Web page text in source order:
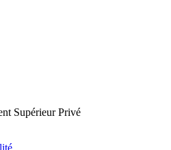
Supérieur Privé